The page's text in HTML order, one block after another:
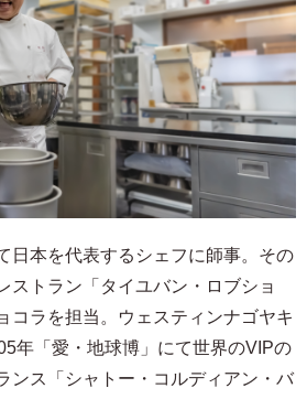
日本を代表するシェフに師事。その
ストラン「タイユバン・ロブショ
コラを担当。ウェスティンナゴヤキ
年「愛・地球博」にて世界のVIPの
ンス「シャトー・コルディアン・バ